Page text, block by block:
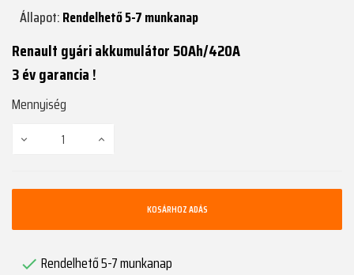
Állapot:Rendelhető 5-7 munkanap
Renault gyári akkumulátor 50Ah/420A
3 év garancia !
Mennyiség
KOSÁRHOZ ADÁS
 Rendelhető 5-7 munkanap